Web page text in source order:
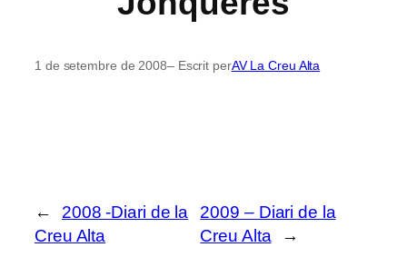
1 de setembre de 2008– Escrit perAV La Creu Alta
←
2008 -Diari de la
Creu Alta
2009 – Diari de la
Creu Alta
→